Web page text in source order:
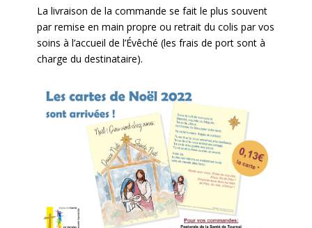
La livraison de la commande se fait le plus souvent
par remise en main propre ou retrait du colis par vos
soins à l’accueil de l’Évêché (les frais de port sont à
charge du destinataire).